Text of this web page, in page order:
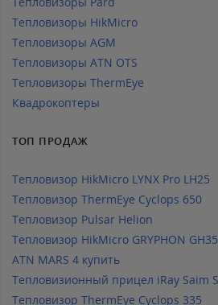
Тепловизоры HikMicro
Тепловизоры AGM
Тепловизоры ATN OTS
Тепловизоры ThermEye
Квадрокоптеры
ТОП ПРОДАЖ
Тепловизор HikMicro LYNX Pro LH25
Тепловизор ThermEye Cyclops 650
Тепловизор Pulsar Helion
Тепловизор HikMicro GRYPHON
ATN MARS 4 купить
Тепловизионный прицел iRay Saim
Тепловизор ThermEye Cyclops 335